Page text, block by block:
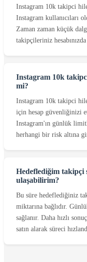
Instagram 10k takipci
Instagram kullanıcıları
Zaman zaman küçük
takipçileriniz hesabınızda
Instagram 10k
mi?
Instagram 10k takipci
için hesap güvenliğinizi
Instagram'ın günlük
herhangi bir risk altına
Hedeflediğim takipçi
ulaşabilirim?
Bu süre hedeflediğiniz
miktarına bağlıdır.
sağlanır. Daha hızlı
satın alarak süreci